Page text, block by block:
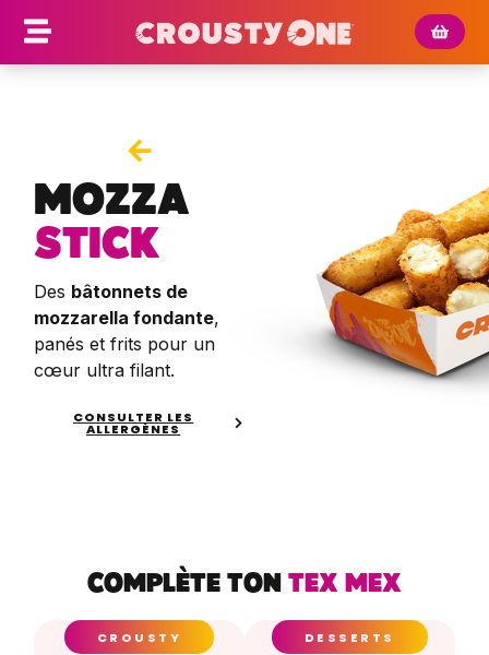
MOZZA
STICK
Des bâtonnets de
mozzarella fondante,
panés et frits pour un
cœur ultra filant.
CONSULTER LES
ALLERGÈNES
COMPLÈTE TON TEX MEX
CROUSTY DESSERTS